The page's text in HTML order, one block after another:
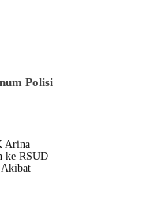
Polisi
Arina
ke RSUD